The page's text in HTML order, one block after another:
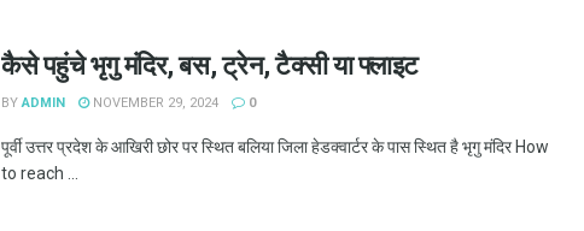
कैसे पहुंचे भृगु मंदिर, बस, ट्रेन, टैक्सी या फ्लाइट
BY ADMIN NOVEMBER 29, 2024 0
पूर्वी उत्तर प्रदेश के आखिरी छोर पर स्थित बलिया जिला हेडक्वार्टर के पास स्थित है भृगु मंदिर How
to reach ...